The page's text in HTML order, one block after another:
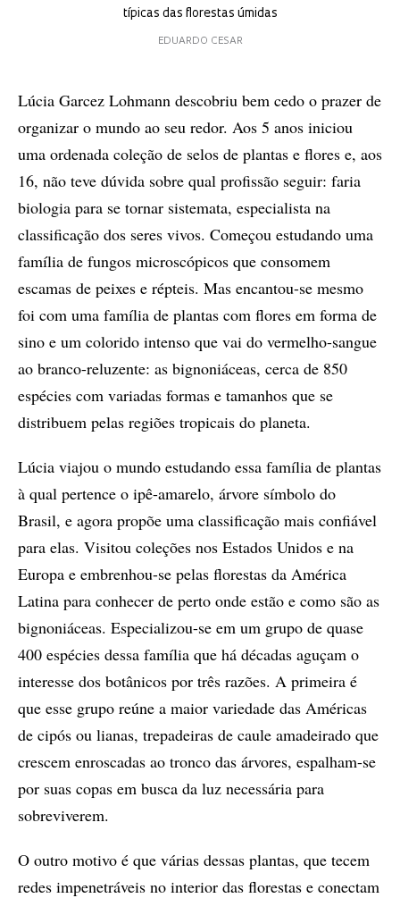
típicas das florestas úmidas
EDUARDO CESAR
Lúcia Garcez Lohmann descobriu bem cedo o prazer de
organizar o mundo ao seu redor. Aos 5 anos iniciou
uma ordenada coleção de selos de plantas e flores e, aos
16, não teve dúvida sobre qual profissão seguir: faria
biologia para se tornar sistemata, especialista na
classificação dos seres vivos. Começou estudando uma
família de fungos microscópicos que consomem
escamas de peixes e répteis. Mas encantou-se mesmo
foi com uma família de plantas com flores em forma de
sino e um colorido intenso que vai do vermelho-sangue
ao branco-reluzente: as bignoniáceas, cerca de 850
espécies com variadas formas e tamanhos que se
distribuem pelas regiões tropicais do planeta.
Lúcia viajou o mundo estudando essa família de plantas
à qual pertence o ipê-amarelo, árvore símbolo do
Brasil, e agora propõe uma classificação mais confiável
para elas. Visitou coleções nos Estados Unidos e na
Europa e embrenhou-se pelas florestas da América
Latina para conhecer de perto onde estão e como são as
bignoniáceas. Especializou-se em um grupo de quase
400 espécies dessa família que há décadas aguçam o
interesse dos botânicos por três razões. A primeira é
que esse grupo reúne a maior variedade das Américas
de cipós ou lianas, trepadeiras de caule amadeirado que
crescem enroscadas ao tronco das árvores, espalham-se
por suas copas em busca da luz necessária para
sobreviverem.
O outro motivo é que várias dessas plantas, que tecem
redes impenetráveis no interior das florestas e conectam